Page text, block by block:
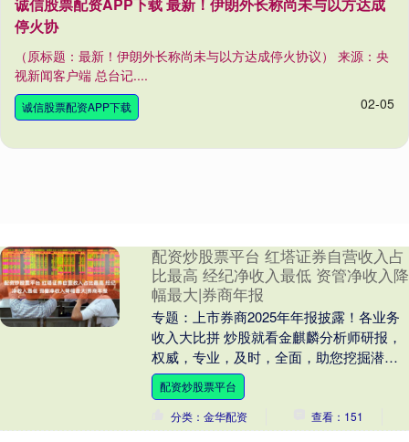
诚信股票配资APP下载 最新！伊朗外长称尚未与以方达成
停火协
（原标题：最新！伊朗外长称尚未与以方达成停火协议） 来源：央
视新闻客户端 总台记....
诚信股票配资APP下载 02-05
配资炒股票平台 红塔证券自营收入占
比最高 经纪净收入最低 资管净收入降
幅最大|券商年报
专题：上市券商2025年年报披露！各业务
收入大比拼 炒股就看金麒麟分析师研报，
权威，专业，及时，全面，助您挖掘潜力
主题机会！ 出品：新浪财经上市公司研究
院 作者....
配资炒股票平台
分类：金华配资
查看：151